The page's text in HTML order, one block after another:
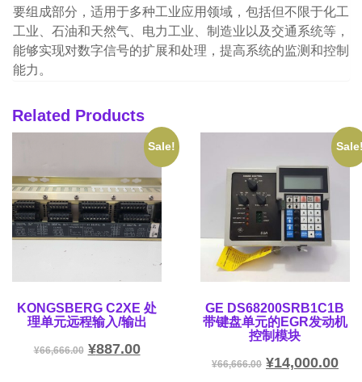
要组成部分，适用于多种工业应用领域，包括但不限于化工
工业、石油和天然气、电力工业、制造业以及交通系统等，
能够实现对数字信号的扩展和处理，提高系统的监测和控制
能力。
Related Products
Sale!
KONGSBERG C2XE 处
理单元远程输入/输出
¥66,666.00 ¥887.00
GE DS68200SRB1C1B
带键盘单元的EGR发动机
控制模块
¥66,666.00 ¥14,000.00